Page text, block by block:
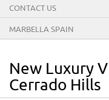
CONTACT US
MARBELLA SPAIN
New Luxury
Cerrado Hills